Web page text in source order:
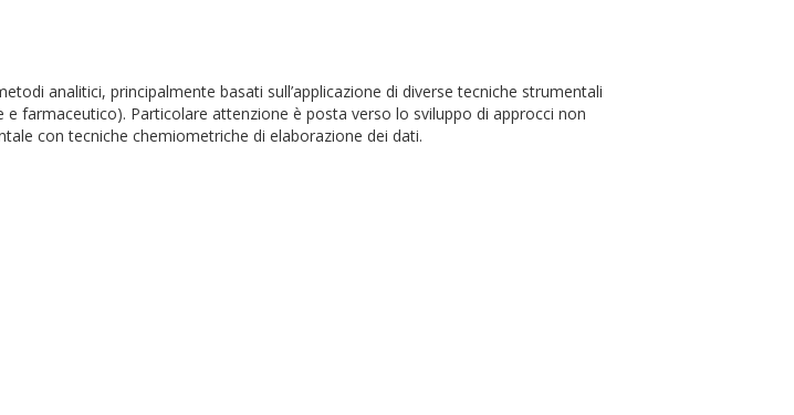
analitici, principalmente basati sull’applicazione di diverse tecniche strumentali
farmaceutico). Particolare attenzione è posta verso lo sviluppo di approcci non
con tecniche chemiometriche di elaborazione dei dati.